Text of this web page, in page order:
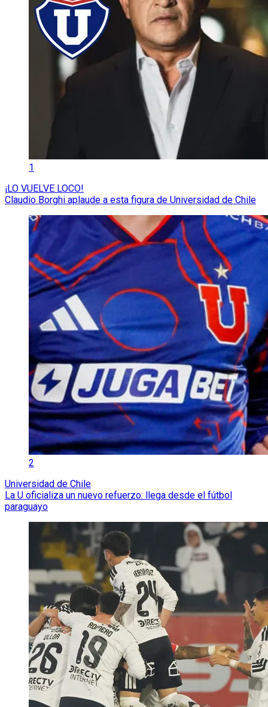
1
¡LO VUELVE LOCO!
Claudio Borghi aplaude a esta figura de Universidad de Chile
2
Universidad de Chile
La U oficializa un nuevo refuerzo: llega desde el fútbol
paraguayo